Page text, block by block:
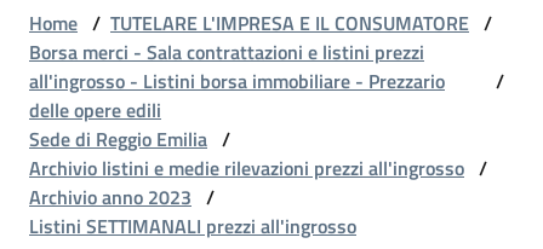
La
Camera
dell'Emilia
Home / TUTELARE L'IMPRESA E IL CONSUMATORE /
Borsa merci - Sala contrattazioni e listini prezzi
all'ingrosso - Listini borsa immobiliare - Prezzario
delle opere edili
/
Sede di Reggio Emilia /
Archivio listini e medie rilevazioni prezzi all'ingrosso /
Archivio anno 2023 /
Listini SETTIMANALI prezzi all'ingrosso